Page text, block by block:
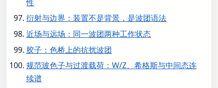
性
衍射与边界：装置不是背景，是波团语法
近场与远场：同一波团两种工作状态
胶子：色桥上的抗扰波团
规范玻色子与过渡载荷：W/Z、希格斯与中间态连
续谱